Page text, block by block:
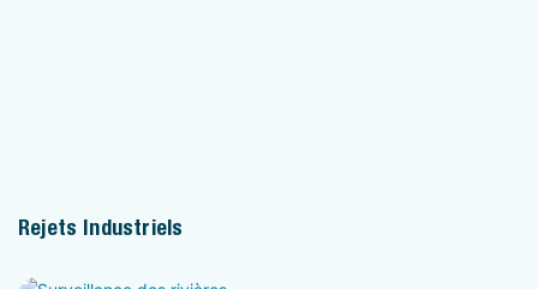
Rejets Industriels